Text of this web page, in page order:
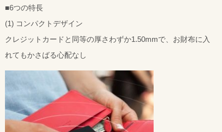
■6つの特長
(1) コンパクトデザイン
クレジットカードと同等の厚さわずか1.50mmで、お財布に入
れてもかさばる心配なし